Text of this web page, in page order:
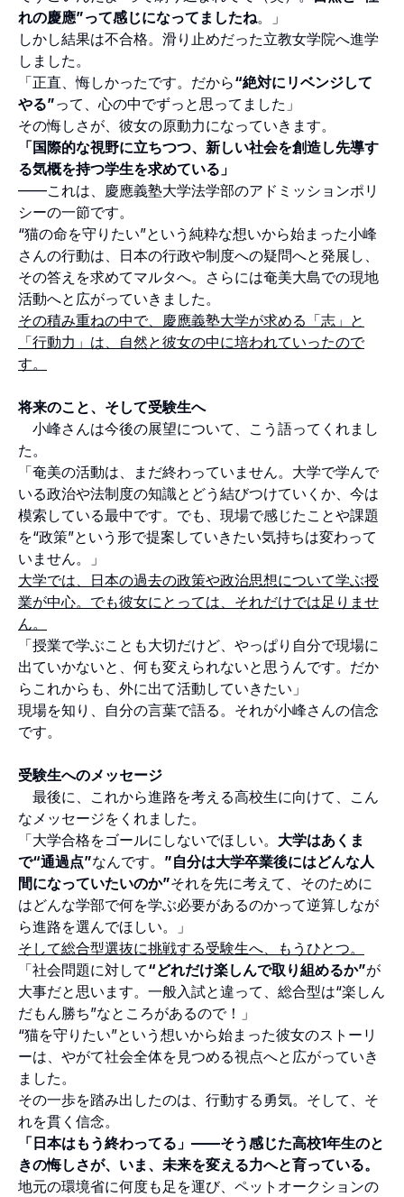
れの慶應”って感じになってましたね。」
しかし結果は不合格。滑り止めだった立教女学院へ進学
しました。
「正直、悔しかったです。だから“絶対にリベンジして
やる”って、心の中でずっと思ってました」
その悔しさが、彼女の原動力になっていきます。
「国際的な視野に立ちつつ、新しい社会を創造し先導す
る気概を持つ学生を求めている」
——これは、慶應義塾大学法学部のアドミッションポリ
シーの一節です。
“猫の命を守りたい”という純粋な想いから始まった小峰
さんの行動は、日本の行政や制度への疑問へと発展し、
その答えを求めてマルタへ。さらには奄美大島での現地
活動へと広がっていきました。
その積み重ねの中で、慶應義塾大学が求める「志」と
「行動力」は、自然と彼女の中に培われていったので
す。
将来のこと、そして受験生へ
小峰さんは今後の展望について、こう語ってくれまし
た。
「奄美の活動は、まだ終わっていません。大学で学んで
いる政治や法制度の知識とどう結びつけていくか、今は
模索している最中です。でも、現場で感じたことや課題
を“政策”という形で提案していきたい気持ちは変わって
いません。」
大学では、日本の過去の政策や政治思想について学ぶ授
業が中心。でも彼女にとっては、それだけでは足りませ
ん。
「授業で学ぶことも大切だけど、やっぱり自分で現場に
出ていかないと、何も変えられないと思うんです。だか
らこれからも、外に出て活動していきたい」
現場を知り、自分の言葉で語る。それが小峰さんの信念
です。
受験生へのメッセージ
最後に、これから進路を考える高校生に向けて、こん
なメッセージをくれました。
「大学合格をゴールにしないでほしい。 大学はあくま
で“通過点”なんです。 ”自分は大学卒業後にはどんな人
間になっていたいのか”それを先に考えて、そのために
はどんな学部で何を学ぶ必要があるのかって逆算しなが
ら進路を選んでほしい。」
そして総合型選抜に挑戦する受験生へ、もうひとつ。
「社会問題に対して“どれだけ楽しんで取り組めるか”が
大事だと思います。一般入試と違って、総合型は“楽しん
だもん勝ち”なところがあるので！」
“猫を守りたい”という想いから始まった彼女のストーリ
ーは、やがて社会全体を見つめる視点へと広がっていき
ました。
その一歩を踏み出したのは、行動する勇気。そして、そ
れを貫く信念。
「日本はもう終わってる」——そう感じた高校1年生のと
きの悔しさが、いま、未来を変える力へと育っている。
地元の環境省に何度も足を運び、ペットオークションの